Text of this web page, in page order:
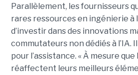
Parallèlement, les fournisseurs
rares ressources en ingénierie à
d’investir dans des innovations
commutateurs non dédiés à l’IA.
pour l’assistance. « À mesure
réaffectent leurs meilleurs